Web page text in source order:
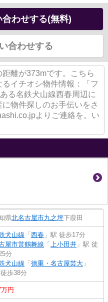
わせする(無料)
合わせする
離が373mです。こちら
イチオシ物件情報：「フ
る名鉄犬山線西春周辺に
物件探しのお手伝いをさ
よりご連絡を。い
県北名古屋市九之坪下葭田
犬山線 「 西春 」駅 徒歩17分
屋市営鶴舞線 「 上小田井 」駅 徒
分
犬山線 「 徳重・名古屋芸大 」
歩38分
円